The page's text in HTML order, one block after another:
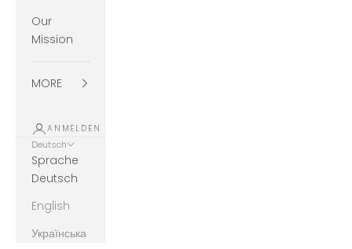
Our
Mission
MORE
ANMELDEN
Deutsch
Sprache
Deutsch
English
Українська